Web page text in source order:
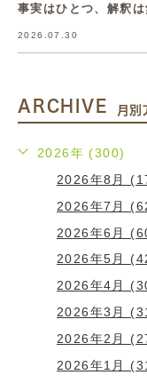
事実はひとつ、解釈は
2026.07.30
ARCHIVE 月別
2026年 (300)
2026年8月
2026年7月
2026年6月
2026年5月
2026年4月
2026年3月
2026年2月
2026年1月